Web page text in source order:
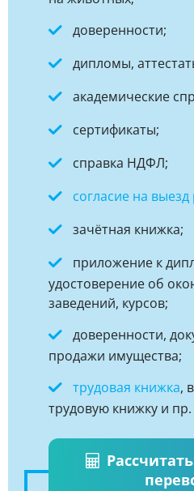
доверенности;
дипломы,
академические
сертификаты;
справка НДФЛ;
согласие на выезд
зачётная книжка;
приложение к
удостоверение об
заведений, курсов;
доверенности,
продажи имущества;
трудовая книжка,
трудовую книжку и пр.